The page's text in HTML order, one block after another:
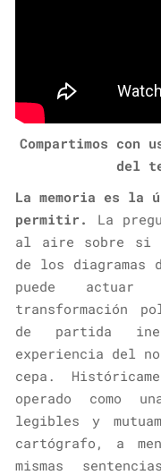
Compartimos con
del
La memoria es la
permitir. La
al aire sobre si
de los
puede actuar
transformación
de partida
experiencia del
cepa.
operado como
legibles y
cartógrafo, a
mismas